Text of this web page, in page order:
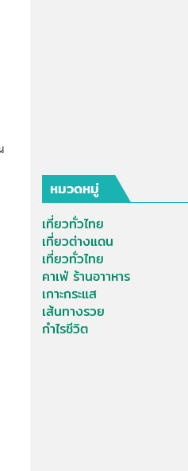
หมวดหมู่
เที่ยวทั่วไทย
เที่ยวต่างแดน
เที่ยวทั่วไทย
คาเฟ่ ร้านอาาหาร
เกาะกระแส
เส้นทางรวย
กำไรชีวิต